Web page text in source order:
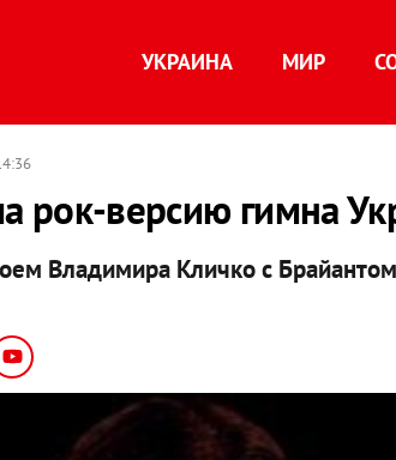
УКРАИНА МИР
рок-версию гимна
Владимира Кличко с